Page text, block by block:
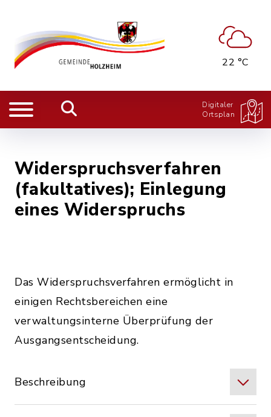
22 °C
Digitaler
Ortsplan
Widerspruchsverfahren
(fakultatives); Einlegung
eines Widerspruchs
Das Widerspruchsverfahren ermöglicht in
einigen Rechtsbereichen eine
verwaltungsinterne Überprüfung der
Ausgangsentscheidung.
Beschreibung